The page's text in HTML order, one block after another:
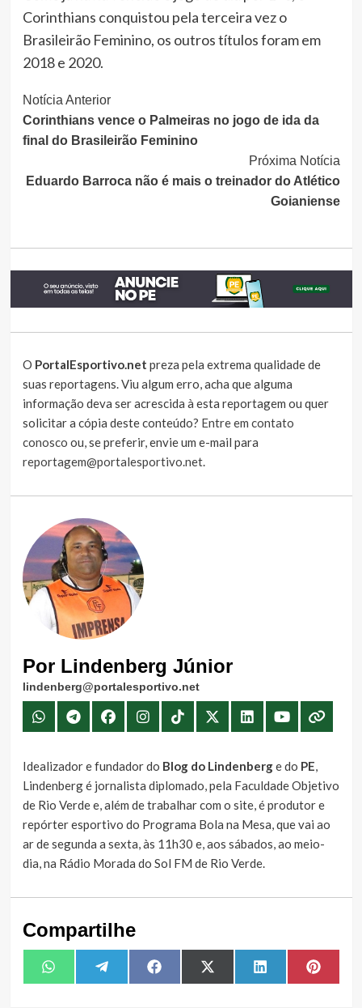
Corinthians conquistou pela terceira vez o
Brasileirão Feminino, os outros títulos foram em
2018 e 2020.
Continue
Lendo
Notícia Anterior
Corinthians vence o Palmeiras no jogo de ida da
final do Brasileirão Feminino
Próxima Notícia
Eduardo Barroca não é mais o treinador do Atlético
Goianiense
O PortalEsportivo.net preza pela extrema qualidade de
suas reportagens. Viu algum erro, acha que alguma
informação deva ser acrescida à esta reportagem ou quer
solicitar a cópia deste conteúdo? Entre em contato
conosco ou, se preferir, envie um e-mail para
reportagem@portalesportivo.net.
Por Lindenberg Júnior
lindenberg@portalesportivo.net
Idealizador e fundador do Blog do Lindenberge do PE,
Lindenberg é jornalista diplomado, pela Faculdade Objetivo
de Rio Verde e, além de trabalhar com o site, é produtor e
repórter esportivo do Programa Bola na Mesa, que vai ao
ar de segunda a sexta, às 11h30 e, aos sábados, ao meio-
dia, na Rádio Morada do Sol FM de Rio Verde.
Compartilhe
Share
on
WhatsAppShare
on
TelegramShare
on
FacebookShare
on
X
(Twitter)
Share
on
LinkedIn Share
on